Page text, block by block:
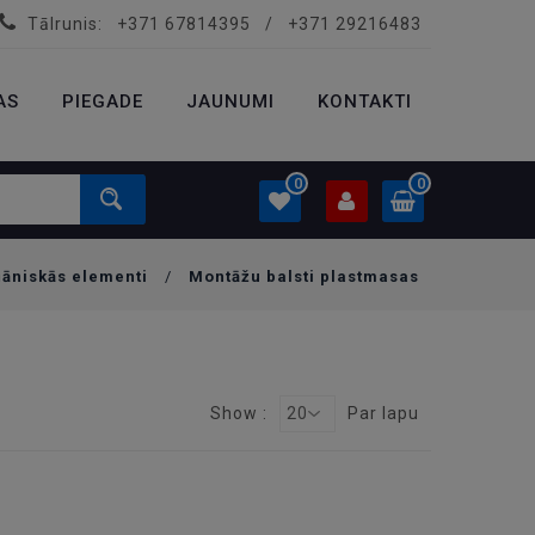
Tālrunis: +371 67814395 / +371 29216483
PIEGADE JAUNUMI KONTAKTI
0 0
Ielogoties
elementi / Montāžu balsti plastmasas
Show : 20 Par lapu